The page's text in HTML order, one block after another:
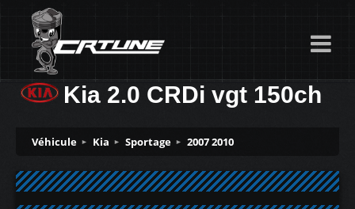
Kia 2.0 CRDi vgt 150ch
Véhicule Kia Sportage 2007 2010